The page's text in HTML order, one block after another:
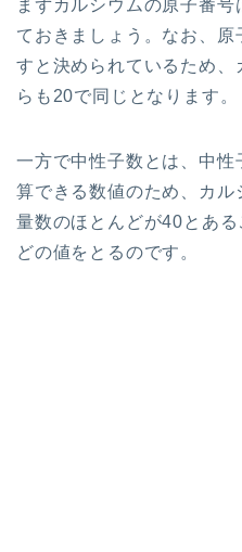
まずカルシウムの原子番号
ておきましょう。なお、
すと決められているため、
らも20で同じとなります。
一方で中性子数とは、中
算できる数値のため、カ
量数のほとんどが40とあ
どの値をとるのです。